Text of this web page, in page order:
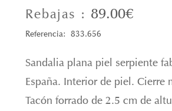
Rebajas : 89.00€
Referencia: 833.656
Sandalia plana piel serpiente
España. Interior de piel. Cierre
Tacón forrado de 2.5 cm de